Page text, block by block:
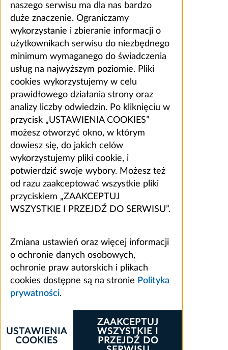
naszego serwisu ma dla nas bardzo
duże znaczenie. Ograniczamy
wykorzystanie i zbieranie informacji o
użytkownikach serwisu do niezbędnego
minimum wymaganego do świadczenia
usług na najwyższym poziomie. Pliki
cookies wykorzystujemy w celu
prawidłowego działania strony oraz
analizy liczby odwiedzin. Po kliknięciu w
przycisk „USTAWIENIA COOKIES”
możesz otworzyć okno, w którym
dowiesz się, do jakich celów
wykorzystujemy pliki cookie, i
potwierdzić swoje wybory. Możesz też
od razu zaakceptować wszystkie pliki
przyciskiem „ZAAKCEPTUJ
WSZYSTKIE I PRZEJDŹ DO SERWISU”.
Zmiana ustawień oraz więcej informacji
o ochronie danych osobowych,
ochronie praw autorskich i plikach
cookies dostępne są na stronie Polityka
prywatności.
ZAAKCEPTUJ
WSZYSTKIE I
PRZEJDŹ DO
USTAWIENIA
COOKIES